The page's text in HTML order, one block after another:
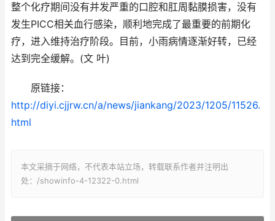
整个化疗期间没有并发严重的口腔和肛周黏膜损害，没有
发生PICC相关血行感染，顺利地完成了最重要的前期化
疗，进入维持治疗阶段。目前，小雨病情逐渐好转，已经
达到完全缓解。(文 叶)
原链接：
http://diyi.cjjrw.cn/a/news/jiankang/2023/1205/11526.
html
本文采摘于网络，不代表本站立场，转载联系作者并注明出
处：/showinfo-4-12322-0.html